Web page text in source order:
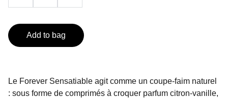
Add to bag
Le Forever Sensatiable agit comme un coupe‑faim naturel
: sous forme de comprimés à croquer parfum citron-vanille,